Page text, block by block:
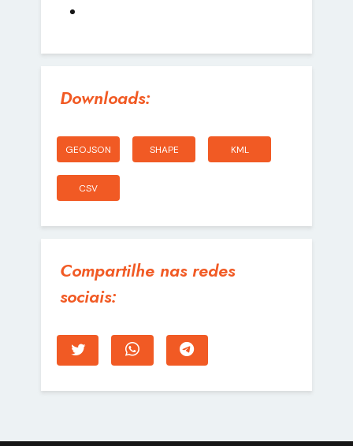
Downloads:
GEOJSON SHAPE KML
CSV
Compartilhe nas redes
sociais: